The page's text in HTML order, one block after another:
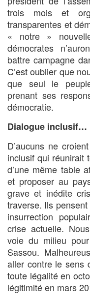
trois mois et
transparentes et
« notre »
démocrates
battre campagne
C’est oublier que
que seul le
prenant ses
démocratie.
Dialogue inclusif…
D’aucuns ne
inclusif qui réunirait
d’une même table
et proposer au
grave et inédite
traverse. Ils
insurrection
crise actuelle.
voie du milieu
Sassou.
aller contre le sens
toute légalité en
légitimité en mars